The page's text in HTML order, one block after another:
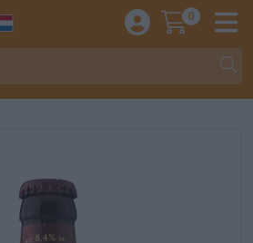
Einloggen /
0